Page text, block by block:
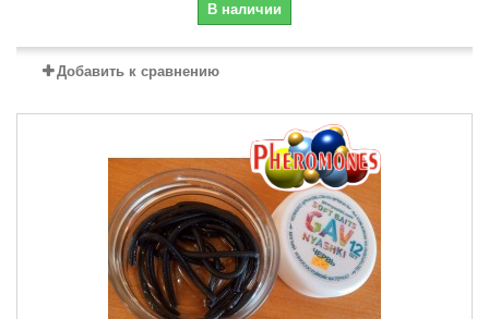
В наличии
Добавить к сравнению